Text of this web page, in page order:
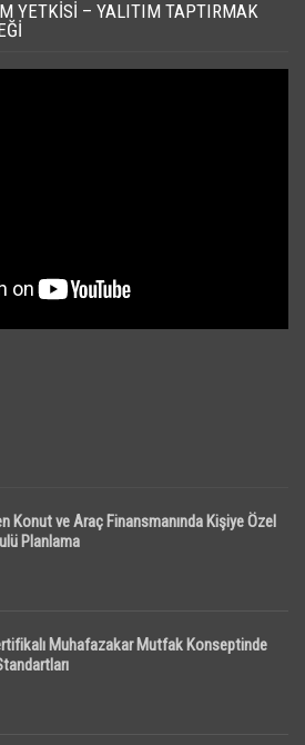
YETKISI – YALITIM TAPTIRMAK
Konut ve Araç Finansmanında Kişiye Özel
Planlama
Muhafazakar Mutfak Konseptinde